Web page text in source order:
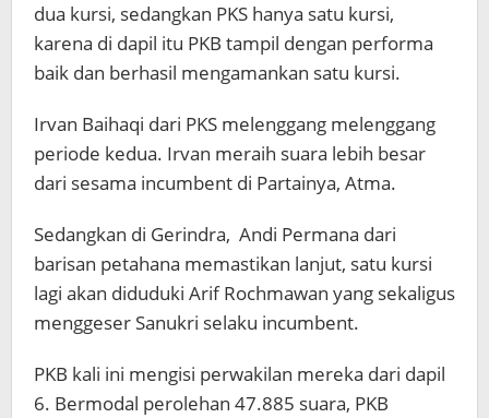
dua kursi, sedangkan PKS hanya satu kursi,
karena di dapil itu PKB tampil dengan performa
baik dan berhasil mengamankan satu kursi.
Irvan Baihaqi dari PKS melenggang melenggang
periode kedua. Irvan meraih suara lebih besar
dari sesama incumbent di Partainya, Atma.
Sedangkan di Gerindra, Andi Permana dari
barisan petahana memastikan lanjut, satu kursi
lagi akan diduduki Arif Rochmawan yang sekaligus
menggeser Sanukri selaku incumbent.
PKB kali ini mengisi perwakilan mereka dari dapil
6. Bermodal perolehan 47.885 suara, PKB